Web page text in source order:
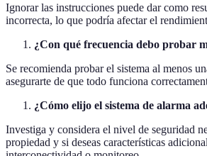
Ignorar las instrucciones puede dar como
incorrecta, lo que podría afectar el
¿Con qué frecuencia debo probar
Se recomienda probar el sistema al menos
asegurarte de que todo funciona
¿Cómo elijo el sistema de alarma
Investiga y considera el nivel de seguridad
propiedad y si deseas características